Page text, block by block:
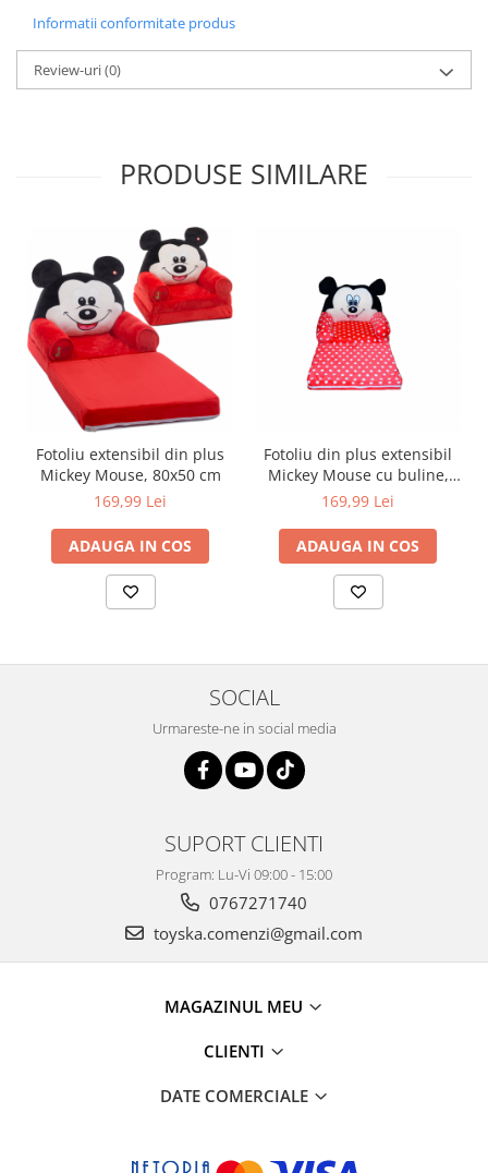
Informatii conformitate produs
Review-uri(0)
PRODUSE SIMILARE
Fotoliu extensibil din plus
Mickey Mouse, 80x50 cm
169,99 Lei
ADAUGA IN COS
Fotoliu din plus extensibil
Mickey Mouse cu buline,
80x50 cm
169,99 Lei
ADAUGA IN COS
SOCIAL
Urmareste-ne in social media
SUPORT CLIENTI
Program: Lu-Vi 09:00 - 15:00
0767271740
toyska.comenzi@gmail.com
MAGAZINUL MEU
CLIENTI
DATE COMERCIALE